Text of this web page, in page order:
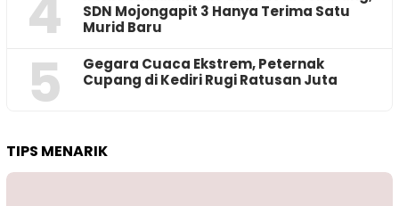
SDN Mojongapit 3 Hanya Terima Satu
Murid Baru
5
‎Gegara Cuaca Ekstrem, Peternak
Cupang di Kediri Rugi Ratusan Juta
TIPS MENARIK